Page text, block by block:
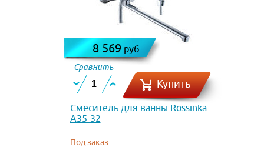
8 569 руб.
Сравнить
Купить
Смеситель для ванны Rossinka
A35-32
Под заказ